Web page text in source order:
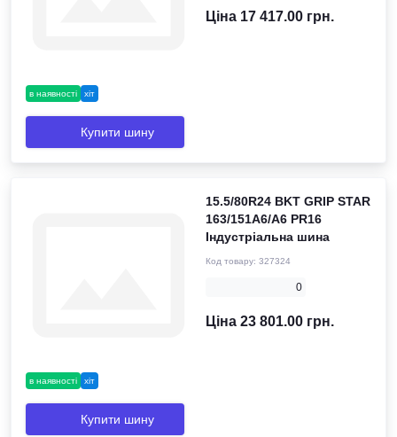
в наявності хіт
Ціна 17 417.00 грн.
Купити шину
в наявності хіт
15.5/80R24 BKT GRIP STAR
163/151A6/A6 PR16
Індустріальна шина
Код товару: 327324
0
Ціна 23 801.00 грн.
Купити шину